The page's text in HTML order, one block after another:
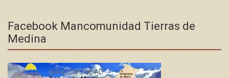
Facebook Mancomunidad Tierras de
Medina